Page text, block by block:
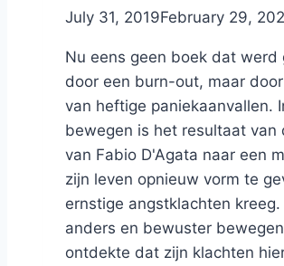
ByNicole
July 31, 2019February 29,
Nu eens geen boek dat werd
door een burn-out, maar
van heftige paniekaanvallen.
bewegen is het resultaat van
van Fabio D'Agata naar een
zijn leven opnieuw vorm te
ernstige angstklachten kreeg.
anders en bewuster
ontdekte dat zijn klachten